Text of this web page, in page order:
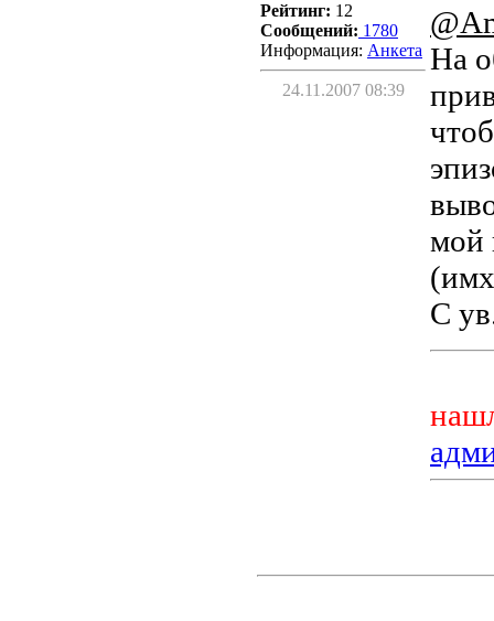
Рейтинг: 12
Сообщений: 1780
Информация: Aнкета
24.11.2007 08:39
На
мой
С